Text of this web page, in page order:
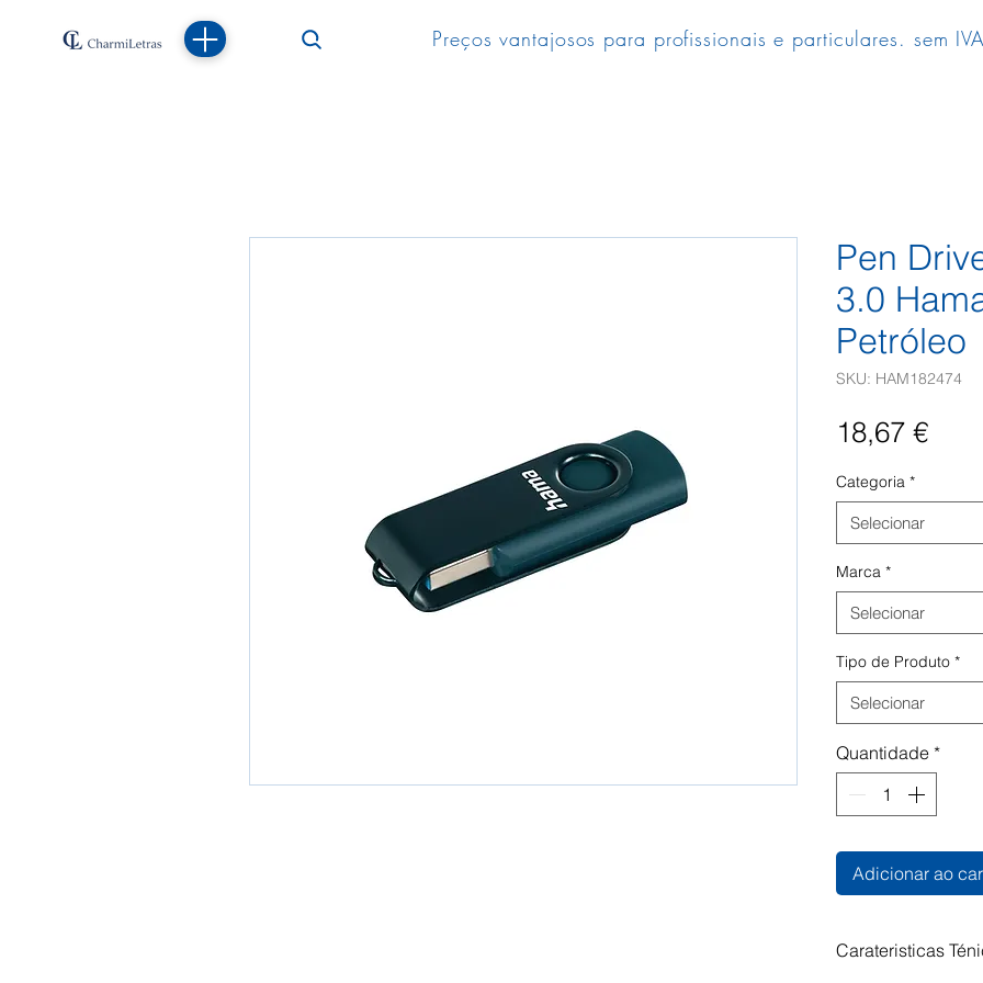
Preços vantajosos para profissionais e particulares. sem
Pen
3.0
Petróleo
SKU: HAM182474
18,67 €Preço
Categoria *
Selecionar
Marca *
Selecionar
Tipo de Produto *
Selecionar
Quantidade *
Adicionar ao
Carateristicas